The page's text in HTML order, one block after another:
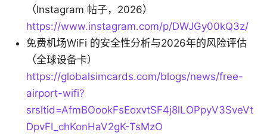
（Instagram 帖子，2026）
https://www.instagram.com/p/DWJGy00kQ3z/
免费机场WiFi 的安全性分析与2026年的风险评估
（全球设备卡）
https://globalsimcards.com/blogs/news/free-
airport-wifi?
srsltid=AfmBOookFsEoxvtSF4j8lLOPpyV3SveVt
DpvFI_chKonHaV2gK-TsMzO